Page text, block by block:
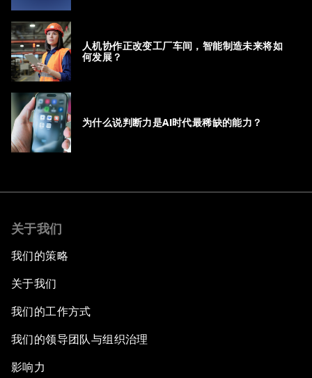
人机协作正改变工厂车间，智能制造未来将如
何发展？
为什么说判断力是AI时代最稀缺的能力？
关于我们
我们的策略
关于我们
我们的工作方式
我们的领导团队与组织治理
影响力